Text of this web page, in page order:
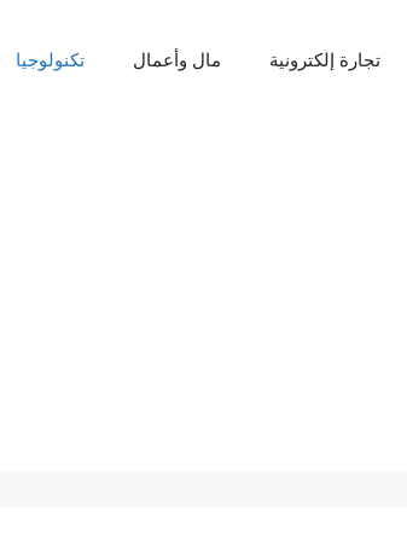
تجارة إلكترونية مال وأعمال تكنولوجيا